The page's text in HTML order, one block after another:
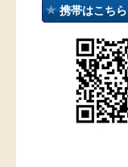
携帯はこちら